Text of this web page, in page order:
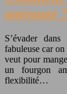
aménagé ?
S’évader
fabuleuse car
veut pour
un fourgon
flexibilité…